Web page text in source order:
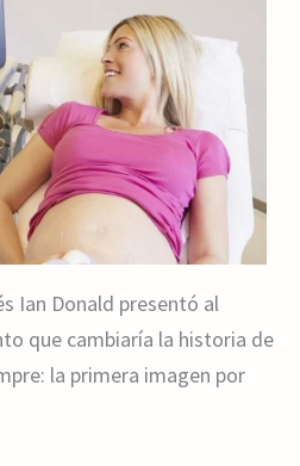
Ian Donald presentó al
que cambiaría la historia de
la primera imagen por